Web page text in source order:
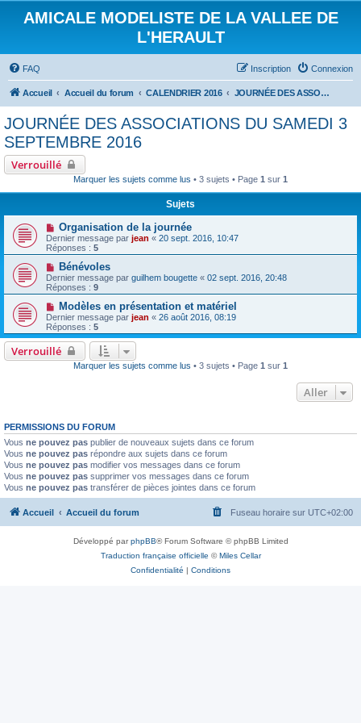
AMICALE MODELISTE DE LA VALLEE DE
L'HERAULT
FAQ Connexion
Inscription
Accueil Accueil du forum CALENDRIER 2016 JOURNÉE DES ASSOCIATIONS DU SAMEDI 3 SEPTEMBRE 2016
JOURNÉE DES ASSOCIATIONS DU SAMEDI 3
SEPTEMBRE 2016
Verrouillé
Marquer les sujets comme lus • 3 sujets • Page 1 sur 1
Sujets
Organisation de la journée
Dernier message par jean « 20 sept. 2016, 10:47
Réponses : 5
Bénévoles
Dernier message par guilhem bougette « 02 sept. 2016, 20:48
Réponses : 9
Modèles en présentation et matériel
Dernier message par jean « 26 août 2016, 08:19
Réponses : 5
Verrouillé
Marquer les sujets comme lus • 3 sujets • Page 1 sur 1
Aller
PERMISSIONS DU FORUM
Vous ne pouvez pas publier de nouveaux sujets dans ce forum
Vous ne pouvez pas répondre aux sujets dans ce forum
Vous ne pouvez pas modifier vos messages dans ce forum
Vous ne pouvez pas supprimer vos messages dans ce forum
Vous ne pouvez pas transférer de pièces jointes dans ce forum
Accueil Accueil du forum Fuseau horaire sur UTC+02:00
Développé parphpBB® Forum Software © phpBB Limited
Traduction française officielle ©Miles Cellar
Confidentialité | Conditions